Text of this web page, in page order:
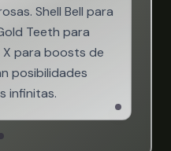
Shell Bell para
Teeth para
para boosts de
posibilidades
infinitas.